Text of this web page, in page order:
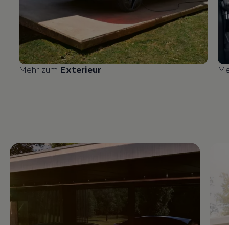
Mehr zum Exterieur
Enable fullscreen mode